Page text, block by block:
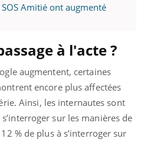
Amitié ont augmenté
à l'acte ?
augmentent, certaines
encore plus affectées
Ainsi, les internautes sont
sur les manières de
% de plus à s’interroger sur